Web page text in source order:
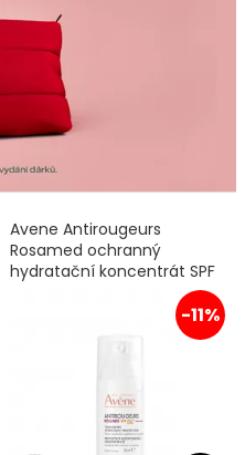
Avene Antirougeurs
Rosamed ochranný
hydratační koncentrát SPF
-11%